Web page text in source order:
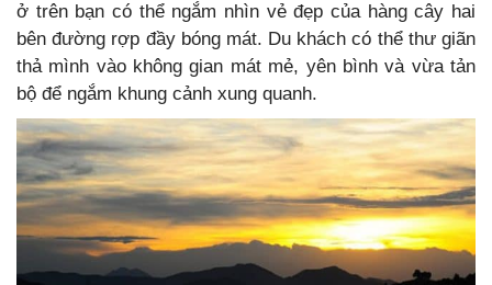
ở trên bạn có thể ngắm nhìn vẻ đẹp của hàng cây hai
bên đường rợp đầy bóng mát. Du khách có thể thư giãn
thả mình vào không gian mát mẻ, yên bình và vừa tản
bộ để ngắm khung cảnh xung quanh.